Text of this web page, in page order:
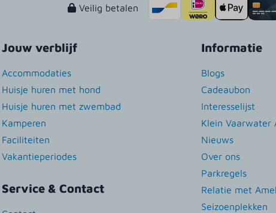
Veilig betalen
Jouw verblijf
Accommodaties
Huisje huren met hond
Huisje huren met zwembad
Kamperen
Faciliteiten
Vakantieperiodes
Service & Contact
Informatie
Blogs
Cadeaubon
Interesselijst
Klein Vaarwater
Nieuws
Over ons
Parkregels
Relatie met
Seizoenplekken